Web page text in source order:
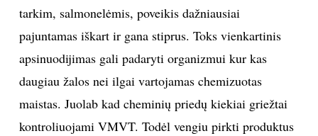
tarkim, salmonelėmis, poveikis dažniausiai
pajuntamas iškart ir gana stiprus. Toks vienkartinis
apsinuodijimas gali padaryti organizmui kur kas
daugiau žalos nei ilgai vartojamas chemizuotas
maistas. Juolab kad cheminių priedų kiekiai griežtai
kontroliuojami VMVT. Todėl vengiu pirkti produktus